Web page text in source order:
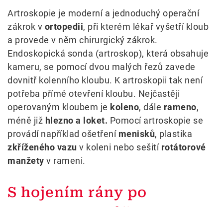
Artroskopie je moderní a jednoduchý operační
zákrok v ortopedii, při kterém lékař vyšetří kloub
a provede v něm chirurgický zákrok.
Endoskopická sonda (artroskop), která obsahuje
kameru, se pomocí dvou malých řezů zavede
dovnitř kolenního kloubu. K artroskopii tak není
potřeba přímé otevření kloubu. Nejčastěji
operovaným kloubem je koleno, dále rameno,
méně již hlezno a loket. Pomocí artroskopie se
provádí například ošetření menisků, plastika
zkříženého vazu v koleni nebo sešití rotátorové
manžety v rameni.
S hojením rány po